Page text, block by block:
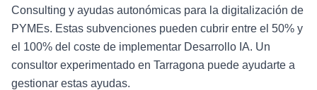
Consulting y ayudas autonómicas para la digitalización de
PYMEs. Estas subvenciones pueden cubrir entre el 50% y
el 100% del coste de implementar Desarrollo IA. Un
consultor experimentado en Tarragona puede ayudarte a
gestionar estas ayudas.